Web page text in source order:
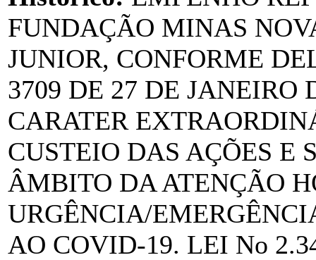
FUNDAÇÃO MINAS
JUNIOR, CONFORME
3709 DE 27 DE JANEIRO
CARATER
CUSTEIO DAS AÇÕES E
ÂMBITO DA ATENÇÃO
URGÊNCIA/
AO COVID-19. LEI No